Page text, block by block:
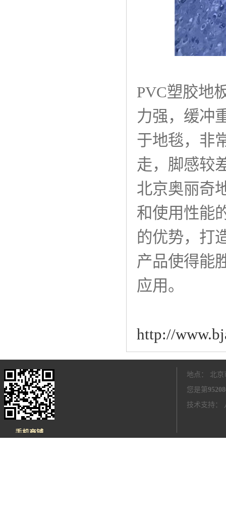
PVC塑胶地
力强，缓冲
于地毯，非
走，脚感较
北京奥丽奇
和使用性能
的优势，打
产品使得能
应用。
http://
手机商铺
地点： 北
您是第
技术支持：